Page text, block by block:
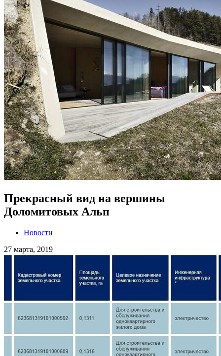
Прекрасный вид на вершины
Доломитовых Альп
Новости
27 марта, 2019